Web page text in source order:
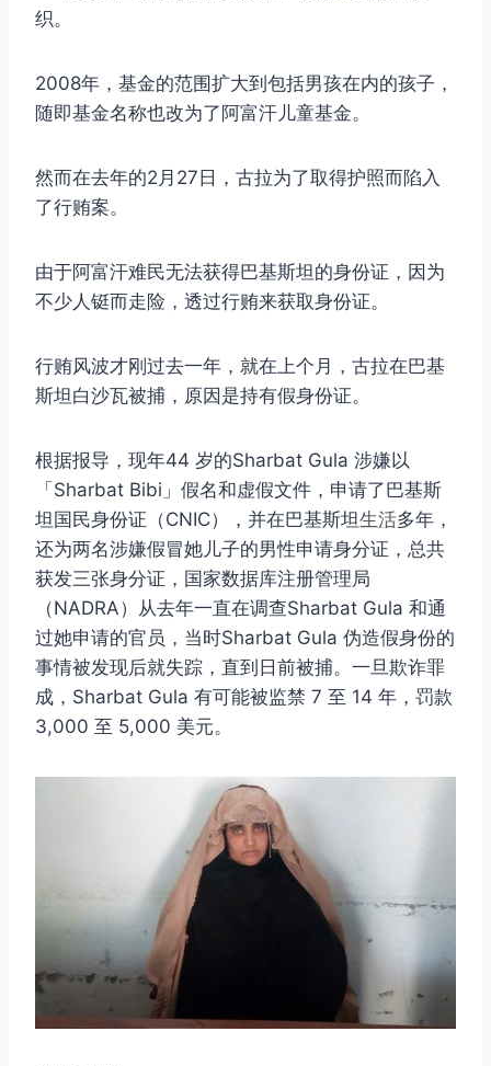
织。
2008年，基金的范围扩大到包括男孩在内的孩子，
随即基金名称也改为了阿富汗儿童基金。
然而在去年的2月27日，古拉为了取得护照而陷入
了行贿案。
由于阿富汗难民无法获得巴基斯坦的身份证，因为
不少人铤而走险，透过行贿来获取身份证。
行贿风波才刚过去一年，就在上个月，古拉在巴基
斯坦白沙瓦被捕，原因是持有假身份证。
根据报导，现年44 岁的Sharbat Gula 涉嫌以
「Sharbat Bibi」假名和虚假文件，申请了巴基斯
坦国民身份证（CNIC），并在巴基斯坦生活多年，
还为两名涉嫌假冒她儿子的男性申请身分证，总共
获发三张身分证，国家数据库注册管理局
（NADRA）从去年一直在调查Sharbat Gula 和通
过她申请的官员，当时Sharbat Gula 伪造假身份的
事情被发现后就失踪，直到日前被捕。一旦欺诈罪
成，Sharbat Gula 有可能被监禁 7 至 14 年，罚款
3,000 至 5,000 美元。